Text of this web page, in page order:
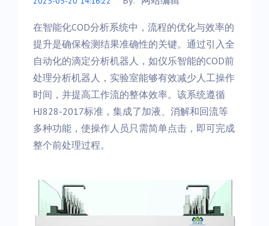
在智能化COD分析系统中，流程的优化与效率的
提升是确保检测结果准确性的关键。通过引入全
自动化的滴定分析机器人，如仪乐智能的COD前
处理分析机器人，实验室能够有效减少人工操作
时间，并提高工作流的整体效率。该系统遵循
HJ828-2017标准，集成了加液、消解和回流等
多种功能，使操作人员只需简单点击，即可完成
整个前处理过程。